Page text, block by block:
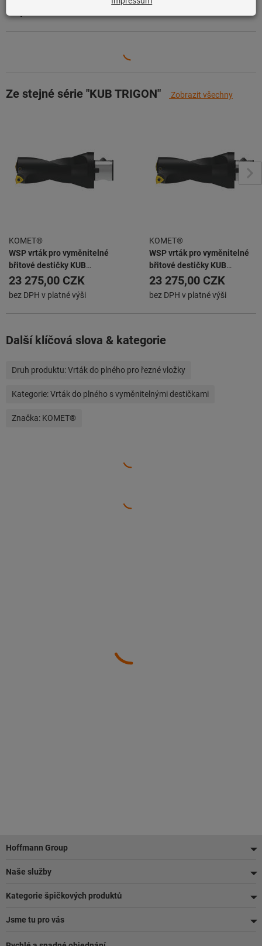
Popis
Ze stejné série "KUB TRIGON" Zobrazit všechny
KOMET®
WSP vrták pro vyměnitelné
břitové destičky KUB
ABS63/W2942/45/90/R
23 275,00 CZK
bez DPH v platné výši
KOMET®
WSP vrták pro vyměnitelné
břitové destičky KUB
ABS63/W2942/48/96/R
23 275,00 CZK
bez DPH v platné výši
Další klíčová slova & kategorie
Druh produktu:Vrták do plného pro řezné vložky
Kategorie:Vrták do plného s vyměnitelnými destičkami
Značka: KOMET®
Zápatí
Hoffmann Group
Naše služby
Kategorie špičkových produktů
Jsme tu pro vás